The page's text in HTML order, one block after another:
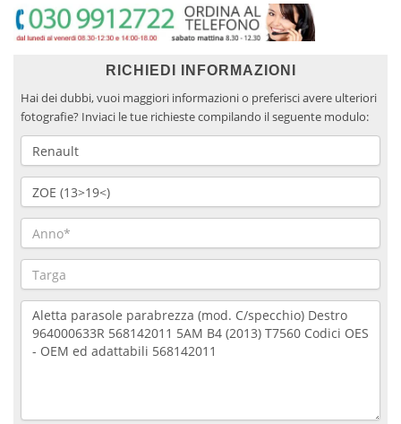
RICHIEDI INFORMAZIONI
Hai dei dubbi, vuoi maggiori informazioni o preferisci avere ulteriori
fotografie? Inviaci le tue richieste compilando il seguente modulo: